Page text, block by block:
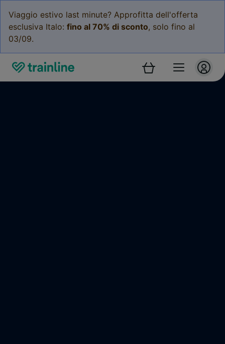
Viaggio estivo last minute? Approfitta dell'offerta
esclusiva Italo: fino al 70% di sconto, solo fino al
03/09.